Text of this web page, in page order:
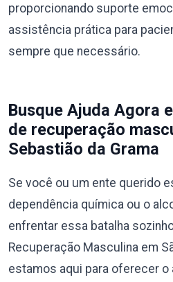
proporcionando suporte
assistência prática para
sempre que necessário.
Busque Ajuda Agora
de recuperação
Sebastião da Grama
Se você ou um ente querido
dependência química ou o
enfrentar essa batalha
Recuperação Masculina em
estamos aqui para oferecer